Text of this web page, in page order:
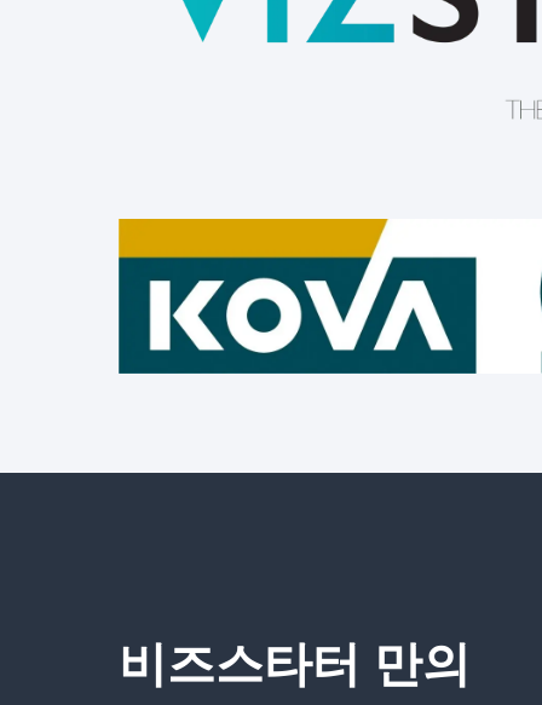
비즈스타터 만의